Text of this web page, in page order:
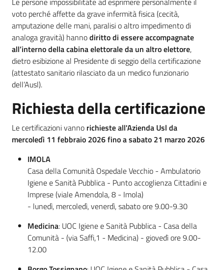
Casalfiumanese
5x1000
on-
line
Tutti
argomenti
voto perché affette da grave infermità fisica (cecità,
amputazione delle mani, paralisi o altro impedimento di
analoga gravità) hannodiritto di essere accompagnate
all’interno della cabina elettorale da un altro elettore,
dietro esibizione al Presidente di seggio della certificazione
(attestato sanitario rilasciato da un medico funzionario
dell’Ausl).
Richiesta della certificazione
Le certificazioni vanno richieste all'Azienda Usl da
mercoledì 11 febbraio 2026fino a sabato 21 marzo 2026
IMOLA
Casa della Comunità Ospedale Vecchio - Ambulatorio
Igiene e Sanità Pubblica - Punto accoglienza Cittadini e
Imprese (viale Amendola, 8 - Imola)
- lunedì, mercoledì, venerdì, sabato ore 9.00-9.30
Medicina: UOC Igiene e Sanità Pubblica - Casa della
Comunità - (via Saffi,1 - Medicina) - giovedì ore 9.00-
12.00